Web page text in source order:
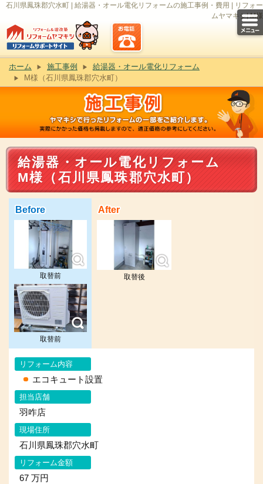
石川県鳳珠郡穴水町 | 給湯器・オール電化リフォームの施工事例・費用 | リフォー
ムヤマキシ| M様
ホーム 施工事例
給湯器・オール電化リフォーム
M様（石川県鳳珠郡穴水町）
給湯器・オール電化リフォーム
M様（石川県鳳珠郡穴水町）
Before
取替前
取替前
After
取替後
リフォーム内容
エコキュート設置
担当店舗
羽咋店
現場住所
石川県鳳珠郡穴水町
リフォーム金額
67 万円